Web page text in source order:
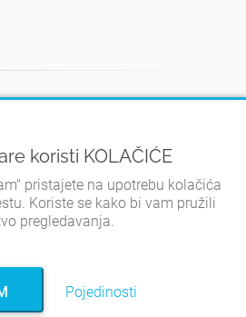
koristi KOLAČIĆE
pristajete na upotrebu kolačića
Koriste se kako bi vam pružili
pregledavanja.
Pojedinosti